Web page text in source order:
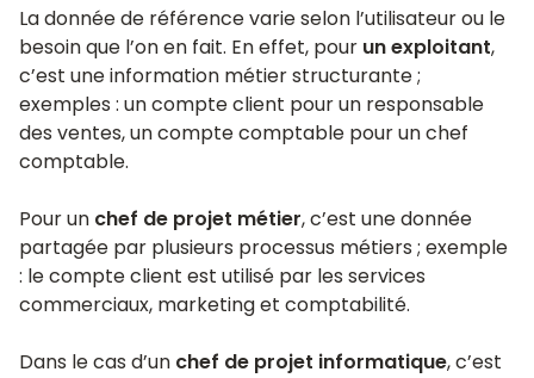
La donnée de référence varie selon l’utilisateur ou le
besoin que l’on en fait. En effet, pour un exploitant,
c’est une information métier structurante ;
exemples : un compte client pour un responsable
des ventes, un compte comptable pour un chef
comptable.
Pour un chef de projet métier, c’est une donnée
partagée par plusieurs processus métiers ; exemple
: le compte client est utilisé par les services
commerciaux, marketing et comptabilité.
Dans le cas d’un chef de projet informatique, c’est